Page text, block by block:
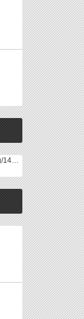
world-weather.ru/pogoda/russia/yekaterinburg/14days/